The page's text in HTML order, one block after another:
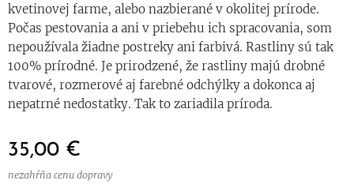
kvetinovej farme, alebo nazbierané v okolitej prírode.
Počas pestovania a ani v priebehu ich spracovania, som
nepoužívala žiadne postreky ani farbivá. Rastliny sú tak
100% prírodné. Je prirodzené, že rastliny majú drobné
tvarové, rozmerové aj farebné odchýlky a dokonca aj
nepatrné nedostatky. Tak to zariadila príroda.
35,00 €
nezahŕňa cenu dopravy